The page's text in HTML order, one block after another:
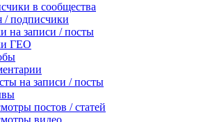
в сообщества
/ подписчики
на записи / посты
ГЕО
на записи / посты
постов / статей
видео